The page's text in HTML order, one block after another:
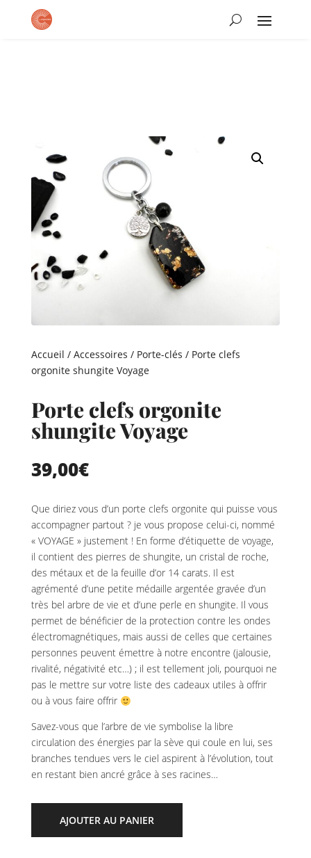
Accueil / Accessoires / Porte-clés / Porte clefs
orgonite shungite Voyage
Porte clefs orgonite
shungite Voyage
39,00€
Que diriez vous d’un porte clefs orgonite qui puisse vous
accompagner partout ? je vous propose celui-ci, nommé
« VOYAGE » justement ! En forme d’étiquette de voyage,
il contient des pierres de shungite, un cristal de roche,
des métaux et de la feuille d’or 14 carats. Il est
agrémenté d’une petite médaille argentée gravée d’un
très bel arbre de vie et d’une perle en shungite. Il vous
permet de bénéficier de la protection contre les ondes
électromagnétiques, mais aussi de celles que certaines
personnes peuvent émettre à notre encontre (jalousie,
rivalité, négativité etc…) ; il est tellement joli, pourquoi ne
pas le mettre sur votre liste des cadeaux utiles à offrir
ou à vous faire offrir
Savez-vous que l’arbre de vie symbolise la libre
circulation des énergies par la sève qui coule en lui, ses
branches tendues vers le ciel aspirent à l’évolution, tout
en restant bien ancré grâce à ses racines…
AJOUTER AU PANIER